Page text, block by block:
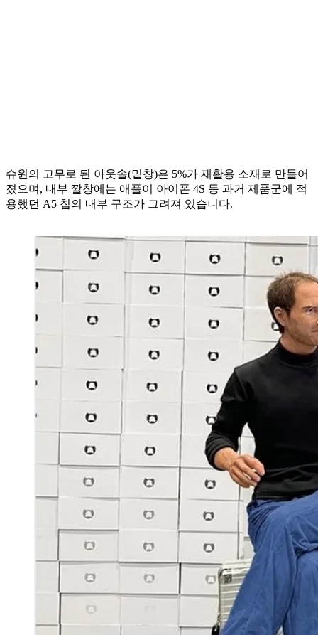
슈원의 고무로 된 아웃솔(밑창)은 5%가 재활용 소재로 만들어
졌으며, 내부 깔창에는 애플이 아이폰 4S 등 과거 제품군에 적
용했던 A5 칩의 내부 구조가 그려져 있습니다.